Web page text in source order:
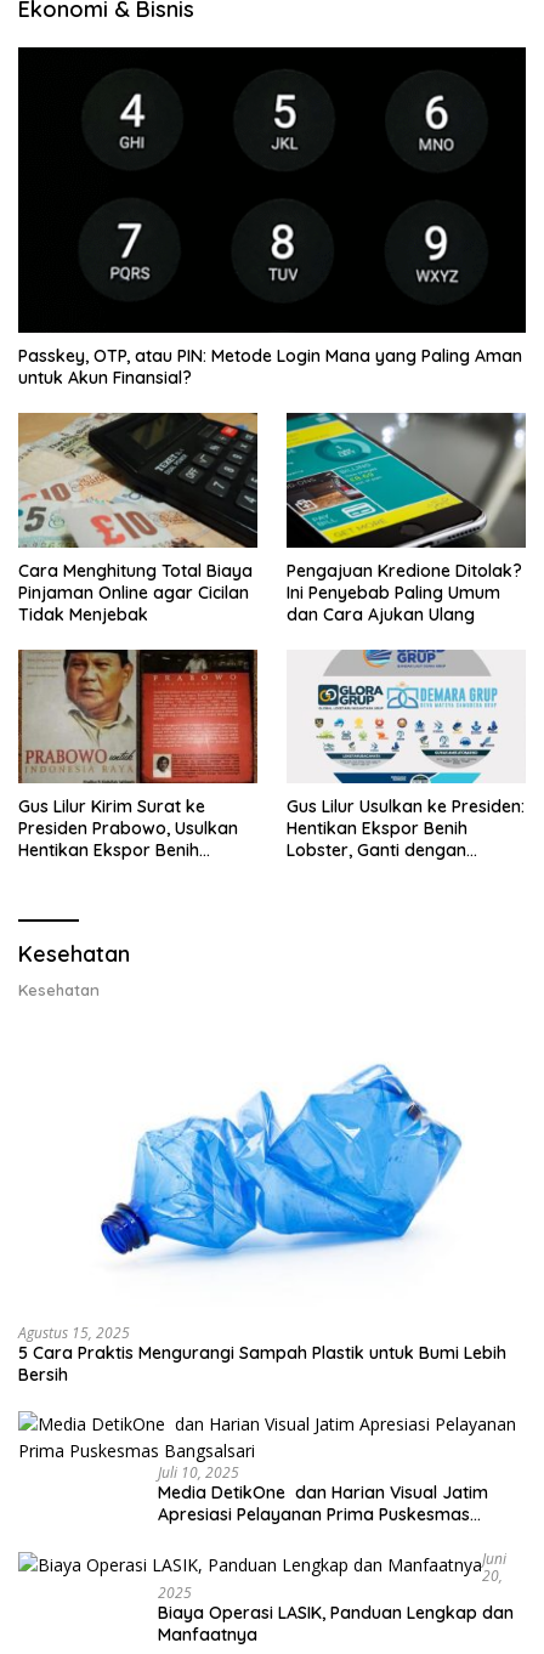
Ekonomi & Bisnis
Passkey, OTP, atau PIN: Metode Login Mana yang Paling Aman
untuk Akun Finansial?
Cara Menghitung Total Biaya
Pinjaman Online agar Cicilan
Tidak Menjebak
Pengajuan Kredione Ditolak?
Ini Penyebab Paling Umum
dan Cara Ajukan Ulang
Gus Lilur Kirim Surat ke
Presiden Prabowo, Usulkan
Hentikan Ekspor Benih
Gus Lilur Usulkan ke Presiden:
Hentikan Ekspor Benih
Lobster, Ganti dengan
Kesehatan
Kesehatan
Agustus 15, 2025
5 Cara Praktis Mengurangi Sampah Plastik untuk Bumi Lebih
Bersih
Juli 10, 2025
Media DetikOne dan Harian Visual Jatim
Apresiasi Pelayanan Prima Puskesmas
Juni
20,
2025
Biaya Operasi LASIK, Panduan Lengkap dan
Manfaatnya